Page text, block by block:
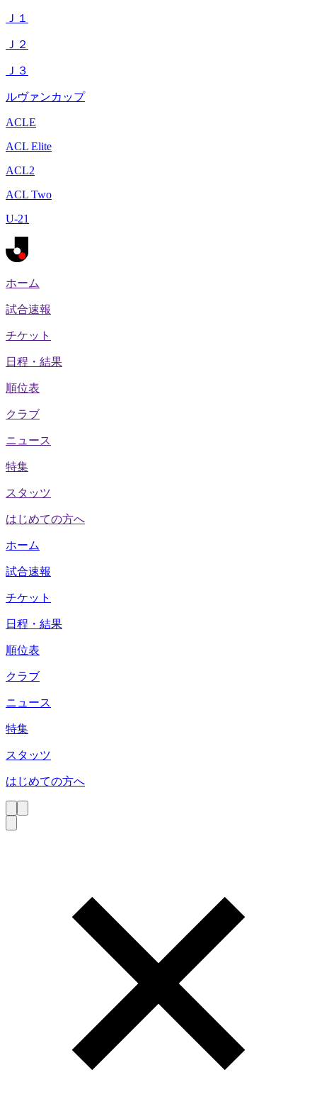
Ｊ１
Ｊ２
Ｊ３
ルヴァンカップ
ACLE
ACL Elite
ACL2
ACL Two
U-21
ホーム
試合速報
チケット
日程・結果
順位表
クラブ
ニュース
特集
スタッツ
はじめての方へ
ホーム
試合速報
チケット
日程・結果
順位表
クラブ
ニュース
特集
スタッツ
はじめての方へ